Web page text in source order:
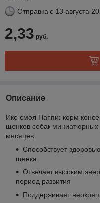
Отправка с 13 августа
2,33 руб.
Описание
Икс-смол Паппи: корм
щенков собак миниатюрных
месяцев.
Способствует
щенка
Отвечает высоким
период развития
Поддерживает